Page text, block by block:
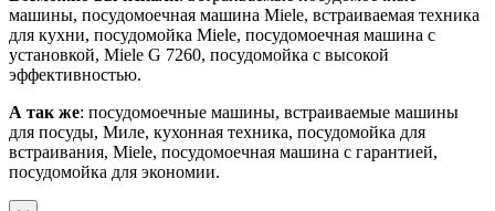
машины, посудомоечная машина Miele, встраиваемая техника
для кухни, посудомойка Miele, посудомоечная машина с
установкой, Miele G 7260, посудомойка с высокой
эффективностью.
А так же: посудомоечные машины, встраиваемые машины
для посуды, Миле, кухонная техника, посудомойка для
встраивания, Miele, посудомоечная машина с гарантией,
посудомойка для экономии.